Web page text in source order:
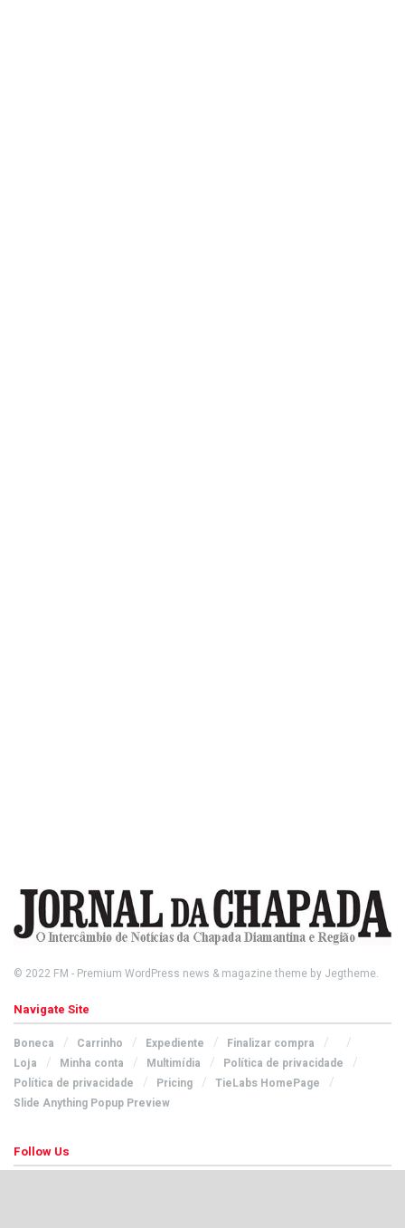
© 2022 FM - Premium WordPress news & magazine theme by Jegtheme.
Navigate Site
Boneca Carrinho Expediente
Finalizar compra
Loja
Minha conta Multimídia
Política de privacidade
Política de privacidade
Pricing
TieLabs HomePage
Slide Anything Popup Preview
Follow Us